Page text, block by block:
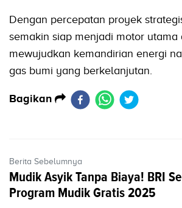
Dengan percepatan proyek
semakin siap menjadi motor utama
mewujudkan kemandirian energi
gas bumi yang berkelanjutan.
Bagikan
Berita Sebelumnya
Mudik Asyik Tanpa Biaya! BRI
Program Mudik Gratis 2025